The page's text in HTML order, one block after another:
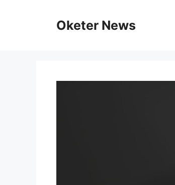
Oketer News